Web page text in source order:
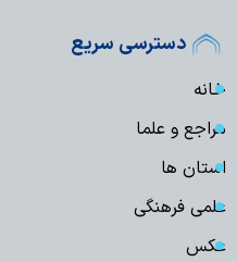
دسترسی سریع
خانه
مراجع و علما
استان ها
علمی فرهنگی
عکس